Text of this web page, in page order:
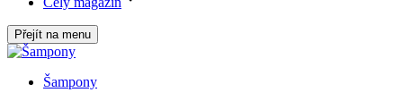
Přejít na menu
Šampony